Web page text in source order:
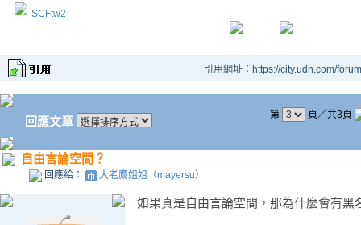
SCFtw2
引用網址：https://city.udn.com/
回應文章 第 頁／共3頁
自由言論空間？
回應給： 大老鷹姐姐（mayersu）
如果真是自由言論空間，那為什麼會有黑